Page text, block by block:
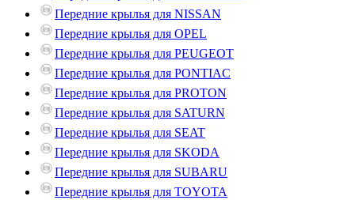
Передние крылья для NISSAN
Передние крылья для OPEL
Передние крылья для PEUGEOT
Передние крылья для PONTIAC
Передние крылья для PROTON
Передние крылья для SATURN
Передние крылья для SEAT
Передние крылья для SKODA
Передние крылья для SUBARU
Передние крылья для TOYOTA